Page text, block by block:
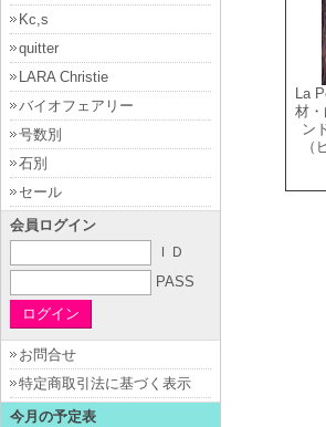
La
材
ン
（
Kc,s
quitter
LARA Christie
バイオフェアリー
号数別
石別
セール
会員ログイン
ＩＤ
PASS
お問合せ
特定商取引法に基づく表示
今月の予定表